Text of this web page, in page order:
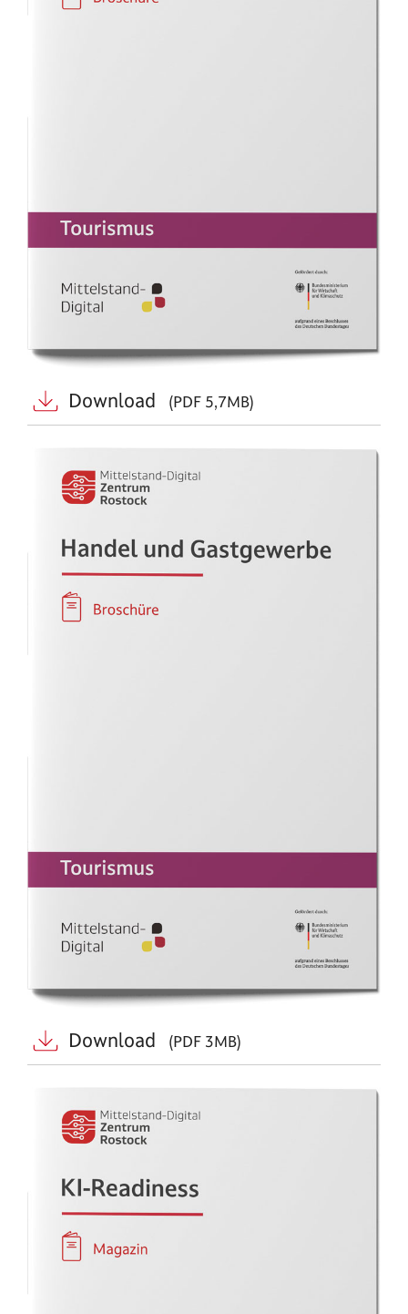
Download (PDF 5,7MB)
Download (PDF 3MB)